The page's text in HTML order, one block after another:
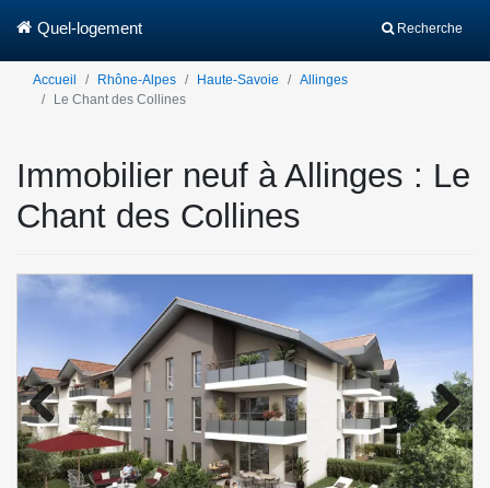
Recherche
Quel-logement
Accueil Rhône-Alpes Haute-Savoie
Allinges
Le Chant des Collines
Immobilier neuf à Allinges : Le
Chant des Collines
Previo
us
Next